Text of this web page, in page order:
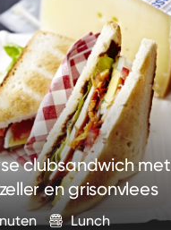
clubsandwich met
en grisonvlees
Lunch